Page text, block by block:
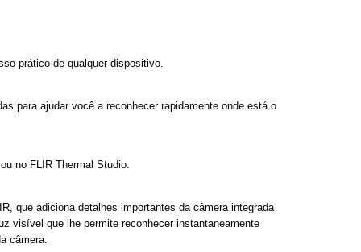
prático de qualquer dispositivo.
para ajudar você a reconhecer rapidamente onde está o
no FLIR Thermal Studio.
que adiciona detalhes importantes da câmera integrada
visível que lhe permite reconhecer instantaneamente
câmera.